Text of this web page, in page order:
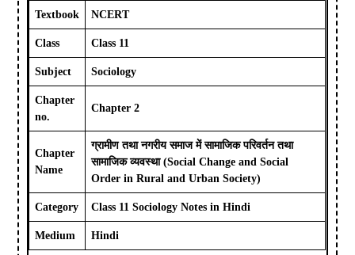
Textbook NCERT
Class Class 11
Subject Sociology
Chapter
no.
Chapter 2
Chapter
Name
ग्रामीण तथा नगरीय समाज में सामाजिक परिवर्तन तथा
सामाजिक व्यवस्था (Social Change and Social
Order in Rural and Urban Society)
Category Class 11 Sociology Notes in Hindi
Medium Hindi